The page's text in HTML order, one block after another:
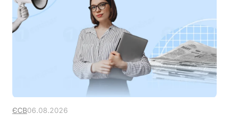
ЄСВ06.08.2026